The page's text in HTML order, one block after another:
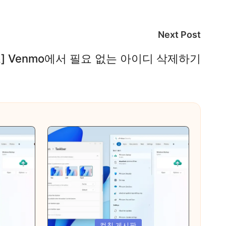
Next Post
Venmo에서 필요 없는 아이디 삭제하기
Posted